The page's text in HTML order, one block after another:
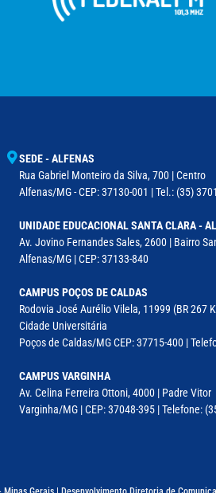
SEDE - ALFENAS
Rua Gabriel Monteiro da Silva, 700 | Centro
Alfenas/MG - CEP: 37130-001 | Tel.: (35)
UNIDADE EDUCACIONAL SANTA CLARA -
Av. Jovino Fernandes Sales, 2600 | Bairro
Alfenas/MG | CEP: 37133-840
CAMPUS POÇOS DE CALDAS
Rodovia José Aurélio Vilela, 11999 (BR 267
Cidade Universitária
Poços de Caldas/MG CEP: 37715-400 |
CAMPUS VARGINHA
Av. Celina Ferreira Ottoni, 4000 | Padre Vitor
Varginha/MG | CEP: 37048-395 | Telefone: